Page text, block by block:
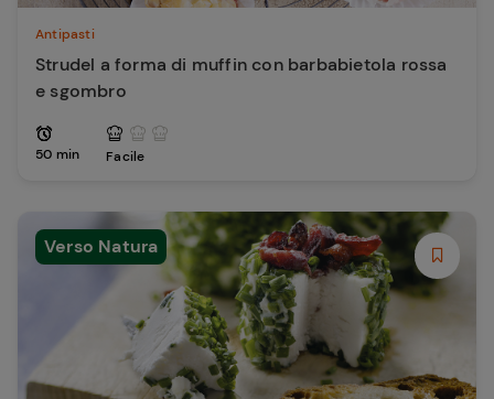
Antipasti
Strudel a forma di muffin con barbabietola rossa
e sgombro
50 min Facile
Verso Natura